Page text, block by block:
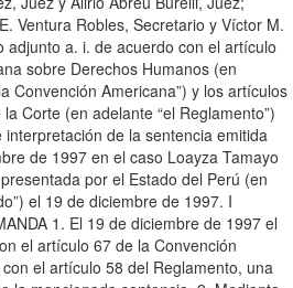
Ventura Robles, Secretario y Víctor M.
adjunto a. i. de acuerdo con el artículo
sobre Derechos Humanos (en
Convención Americana”) y los artículos
Corte (en adelante “el Reglamento”)
de la sentencia emitida
de 1997 en el caso Loayza Tamayo
por el Estado del Perú (en
el 19 de diciembre de 1997. I
1. El 19 de diciembre de 1997 el
el artículo 67 de la Convención
el artículo 58 del Reglamento, una